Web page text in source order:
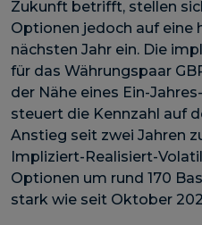
Zukunft betrifft, stellen
Optionen jedoch auf eine
nächsten Jahr ein. Die
für das Währungspaar
der Nähe eines Ein-
steuert die Kennzahl auf
Anstieg seit zwei Jahren
Impliziert-Realisiert-
Optionen um rund 170
stark wie seit Oktober